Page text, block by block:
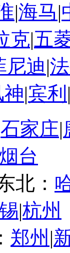
|海马|
克|五
尼迪|
神|宾利
石家庄|
台
北：
|杭州
郑州 |